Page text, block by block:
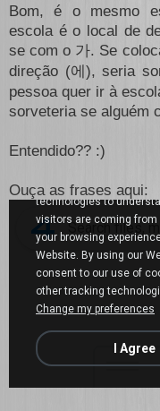
Bom, é o mesmo
escola é o local de
se com o 가. Se
direção (에), seria
pessoa quer ir à
sorveteria se alguém
Entendido?? :)
Ouça as frases aqui: